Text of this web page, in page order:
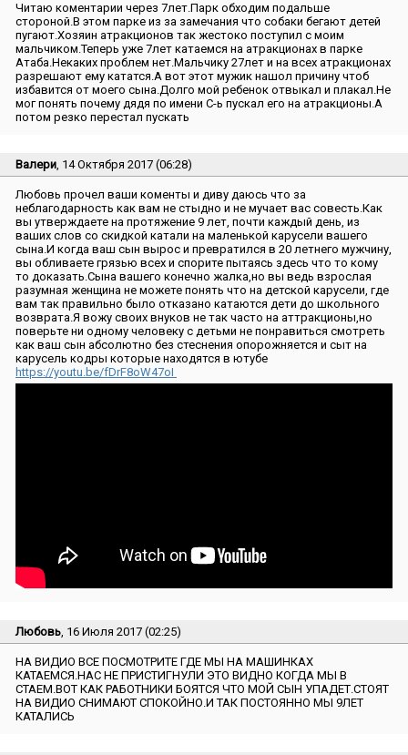
Читаю коментарии через 7лет.Парк обходим подальше
стороной.В этом парке из за замечания что собаки бегают детей
пугают.Хозяин атракционов так жестоко поступил с моим
мальчиком.Теперь уже 7лет катаемся на атракционах в парке
Атаба.Некаких проблем нет.Мальчику 27лет и на всех атракционах
разрешают ему кататся.А вот этот мужик нашол причину чтоб
избавится от моего сына.Долго мой ребенок отвыкал и плакал.Не
мог понять почему дядя по имени С-ь пускал его на атракционы.А
потом резко перестал пускать
Валери, 14 Октября 2017 (06:28)
Любовь прочел ваши коменты и диву даюсь что за
неблагодарность как вам не стыдно и не мучает вас совесть.Как
вы утверждаете на протяжение 9 лет, почти каждый день, из
ваших слов со скидкой катали на маленькой карусели вашего
сына.И когда ваш сын вырос и превратился в 20 летнего мужчину,
вы обливаете грязью всех и спорите пытаясь здесь что то кому
то доказать.Сына вашего конечно жалка,но вы ведь взрослая
разумная женщина не можете понять что на детской карусели, где
вам так правильно было отказано катаются дети до школьного
возврата.Я вожу своих внуков не так часто на аттракционы,но
поверьте ни одному человеку с детьми не понравиться смотреть
как ваш сын абсолютно без стеснения опорожняется и сыт на
карусель кодры которые находятся в ютубе
https://youtu.be/fDrF8oW47oI
Любовь, 16 Июля 2017 (02:25)
НА ВИДИО ВСЕ ПОСМОТРИТЕ ГДЕ МЫ НА МАШИНКАХ
КАТАЕМСЯ.НАС НЕ ПРИСТИГНУЛИ ЭТО ВИДНО КОГДА МЫ В
СТАЕМ.ВОТ КАК РАБОТНИКИ БОЯТСЯ ЧТО МОЙ СЫН УПАДЕТ.СТОЯТ
НА ВИДИО СНИМАЮТ СПОКОЙНО.И ТАК ПОСТОЯННО МЫ 9ЛЕТ
КАТАЛИСЬ